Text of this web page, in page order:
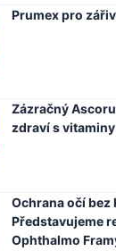
Prumex pro
Zázračný
zdraví s vitaminy
Ochrana očí
Představujeme
Ophthalmo